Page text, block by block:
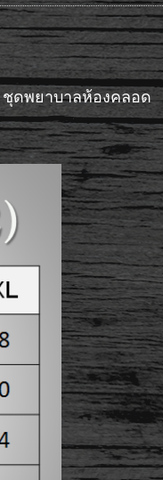
ชุดพยาบาลห้องคลอด